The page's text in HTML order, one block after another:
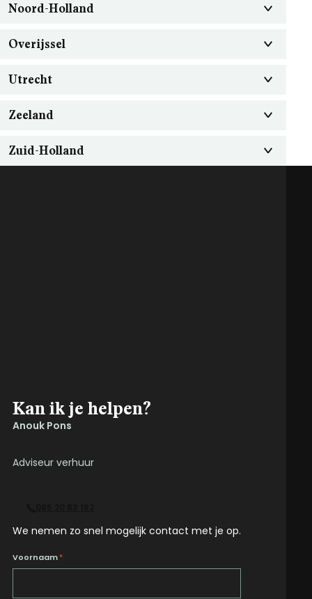
Noord-Holland
Overijssel
Utrecht
Zeeland
Zuid-Holland
Kan ik je helpen?
Anouk Pons
Adviseur verhuur
We nemen zo snel mogelijk contact met je op.
Voornaam*